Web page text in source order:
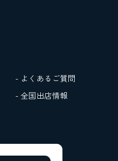
- よくあるご質問
- 全国出店情報